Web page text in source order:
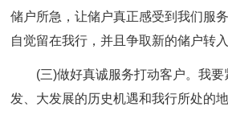
储户所急，让储户真正感受到我们服
自觉留在我行，并且争取新的储户转入
(三)做好真诚服务打动客户。我
发、大发展的历史机遇和我行所处的